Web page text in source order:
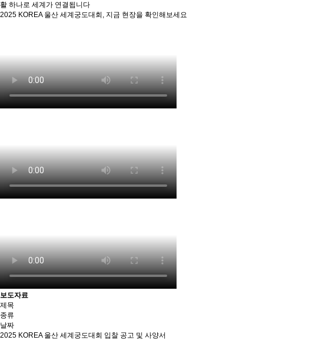
활 하나로 세계가 연결됩니다
2025 KOREA 울산 세계궁도대회, 지금 현장을 확인해보세요
보도자료
제목
종류
날짜
2025 KOREA 울산 세계궁도대회 입찰 공고 및 사양서